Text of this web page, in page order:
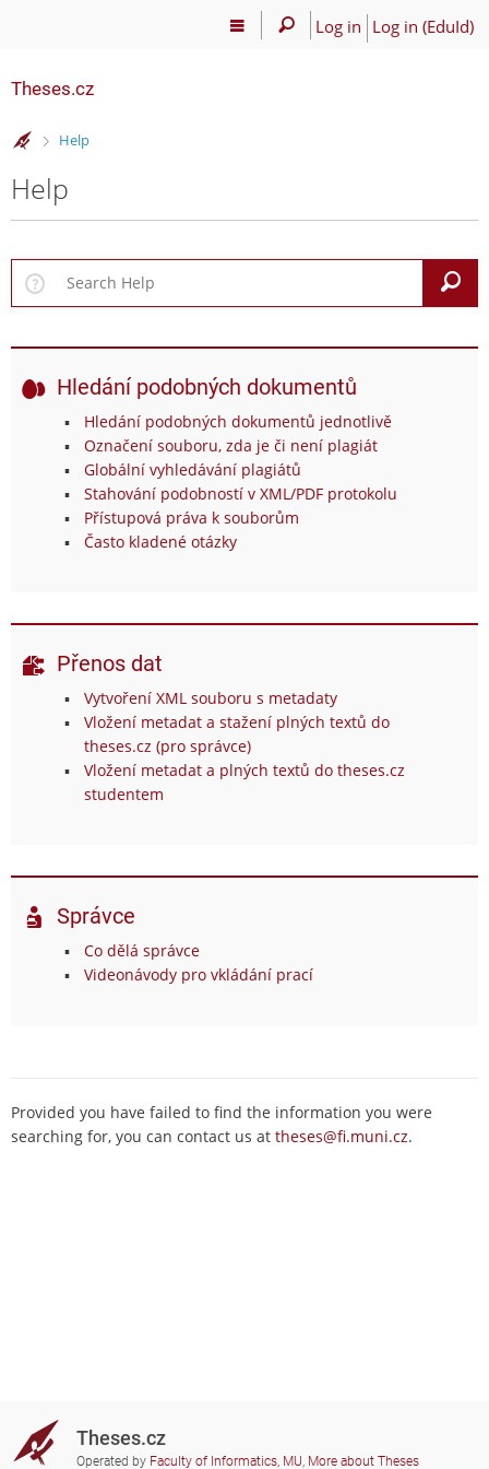
Log in Log in (EduId)
Theses.cz
>Help
Help
Hledání podobných dokumentů
Hledání podobných dokumentů jednotlivě
Označení souboru, zda je či není plagiát
Globální vyhledávání plagiátů
Stahování podobností v XML/PDF protokolu
Přístupová práva k souborům
Často kladené otázky
Přenos dat
Vytvoření XML souboru s metadaty
Vložení metadat a stažení plných textů do
theses.cz (pro správce)
Vložení metadat a plných textů do theses.cz
studentem
Správce
Co dělá správce
Videonávody pro vkládání prací
Provided you have failed to find the information you were
searching for, you can contact us at theses@fi.muni.cz.
Theses.cz
Operated by Faculty of Informatics, MU, More about Theses